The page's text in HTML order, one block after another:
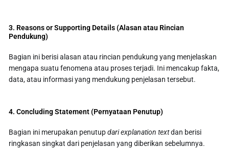
3. Reasons or Supporting Details (Alasan atau Rincian
Pendukung)
Bagian ini berisi alasan atau rincian pendukung yang menjelaskan
mengapa suatu fenomena atau proses terjadi. Ini mencakup fakta,
data, atau informasi yang mendukung penjelasan tersebut.
4. Concluding Statement (Pernyataan Penutup)
Bagian ini merupakan penutupdari explanation textdan berisi
ringkasan singkat dari penjelasan yang diberikan sebelumnya.